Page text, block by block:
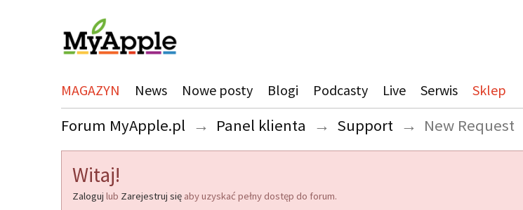
MAGAZYN News Nowe posty Blogi Podcasty Live Serwis Sklep
Forum MyApple.pl → Panel klienta → Support → New Request
Witaj!
Zaloguj lub Zarejestruj się aby uzyskać pełny dostęp do forum.